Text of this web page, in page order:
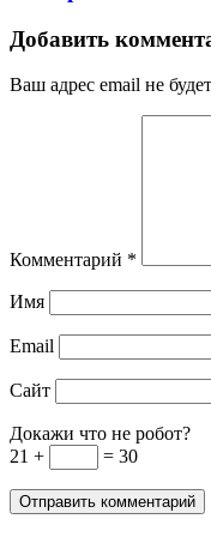
Добавить
Ваш адрес email не
Комментарий *
Имя
Email
Сайт
Докажи что не робот?
21 +
= 30